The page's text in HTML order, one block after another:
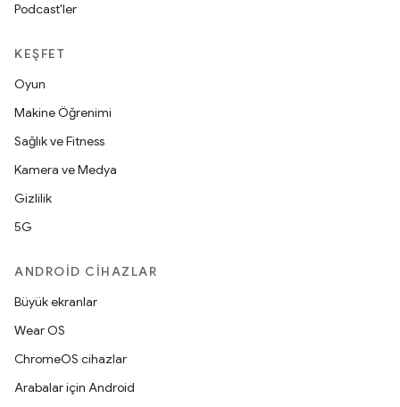
Podcast'ler
KEŞFET
Oyun
Makine Öğrenimi
Sağlık ve Fitness
Kamera ve Medya
Gizlilik
5G
ANDROID CIHAZLAR
Büyük ekranlar
Wear OS
ChromeOS cihazlar
Arabalar için Android